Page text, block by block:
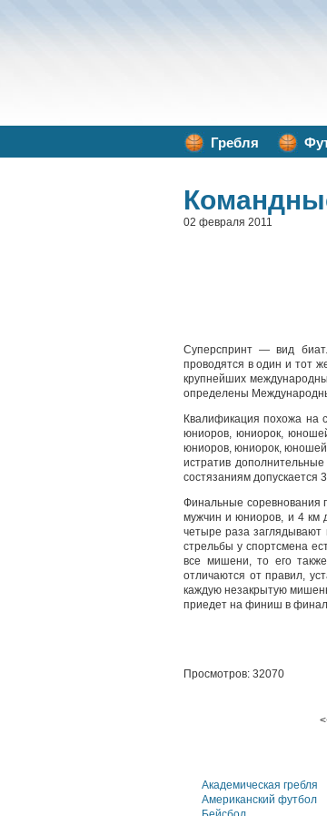
Гребля
02 февраля 2011
Суперспринт — вид
проводятся в один и тот
крупнейших
определены
Квалификация похожа на
юниоров, юниорок,
юниоров, юниорок, юношей
истратив
состязаниям допускается
Финальные соревнования
мужчин и юниоров, и 4 км
четыре раза заглядывают
стрельбы у спортсмена
все мишени, то его
отличаются от правил,
каждую незакрытую
приедет на финиш в
Просмотров: 32070
Академическая гребля
Американский футбол